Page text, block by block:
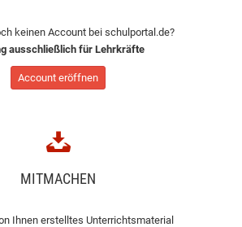
keinen Account bei schulportal.de?
ausschließlich für Lehrkräfte
Account eröffnen
MITMACHEN
Ihnen erstelltes Unterrichtsmaterial